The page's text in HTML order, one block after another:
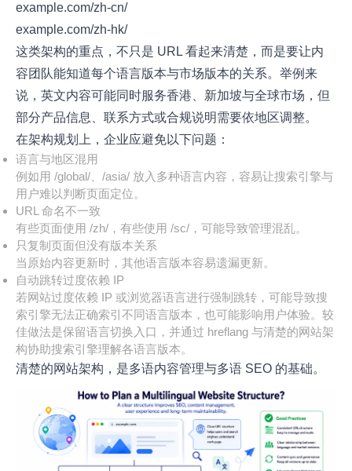
example.com/zh-cn/
example.com/zh-hk/
这类架构的重点，不只是 URL 看起来清楚，而是要让内
容团队能知道每个语言版本与市场版本的关系。举例来
说，英文内容可能同时服务香港、新加坡与全球市场，但
部分产品信息、联系方式或合规说明需要依地区调整。
在架构规划上，企业应避免以下问题：
语言与地区混用
例如用 /global/、/asia/ 放入多种语言内容，容易让搜索引擎与
用户难以判断页面定位。
URL 命名不一致
有些页面使用 /zh/，有些使用 /sc/，可能导致管理混乱。
只复制页面但没有版本关系
当原始内容更新时，其他语言版本容易遗漏更新。
自动跳转过度依赖 IP
若网站过度依赖 IP 或浏览器语言进行强制跳转，可能导致搜
索引擎无法正确索引不同语言版本，也可能影响用户体验。较
佳做法是保留语言切换入口，并通过 hreflang 与清楚的网站架
构协助搜索引擎理解各语言版本。
清楚的网站架构，是多语内容管理与多语 SEO 的基础。